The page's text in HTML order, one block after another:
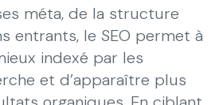
méta, de la structure
entrants, le SEO permet à
indexé par les
et d’apparaître plus